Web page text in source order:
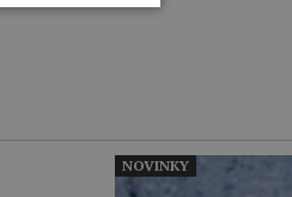
NOVINKY